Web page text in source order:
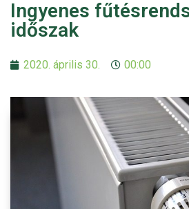
Ingyenes
időszak
2020. április 30. 00:00